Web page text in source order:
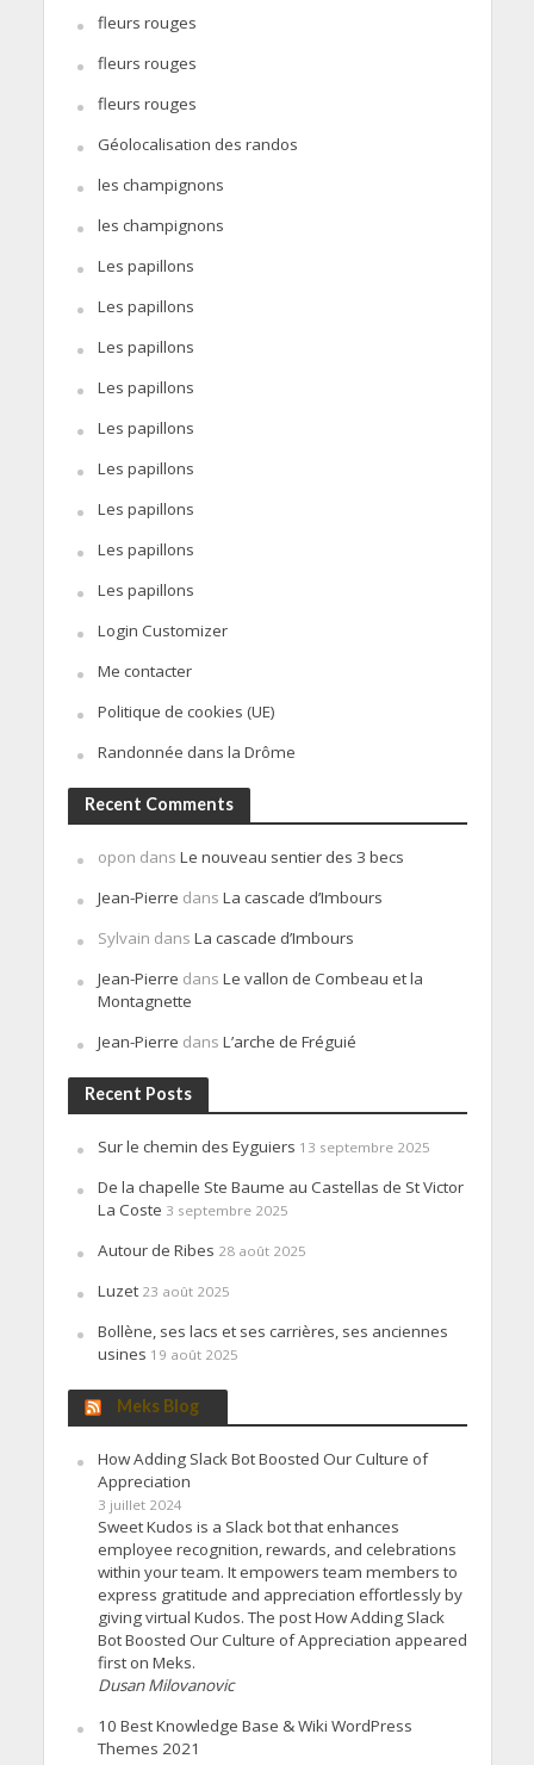
fleurs rouges
fleurs rouges
fleurs rouges
Géolocalisation des randos
les champignons
les champignons
Les papillons
Les papillons
Les papillons
Les papillons
Les papillons
Les papillons
Les papillons
Les papillons
Les papillons
Login Customizer
Me contacter
Politique de cookies (UE)
Randonnée dans la Drôme
Recent Comments
opon dans Le nouveau sentier des 3 becs
Jean-Pierre dans La cascade d’Imbours
Sylvain dans La cascade d’Imbours
Jean-Pierre dans Le vallon de Combeau et la
Montagnette
Jean-Pierre dans L’arche de Fréguié
Recent Posts
Sur le chemin des Eyguiers 13 septembre 2025
De la chapelle Ste Baume au Castellas de St Victor
La Coste 3 septembre 2025
Autour de Ribes 28 août 2025
Luzet 23 août 2025
Bollène, ses lacs et ses carrières, ses anciennes
usines 19 août 2025
Meks Blog
How Adding Slack Bot Boosted Our Culture of
Appreciation
3 juillet 2024
Sweet Kudos is a Slack bot that enhances
employee recognition, rewards, and celebrations
within your team. It empowers team members to
express gratitude and appreciation effortlessly by
giving virtual Kudos. The post How Adding Slack
Bot Boosted Our Culture of Appreciation appeared
first on Meks.
Dusan Milovanovic
10 Best Knowledge Base & Wiki WordPress
Themes 2021